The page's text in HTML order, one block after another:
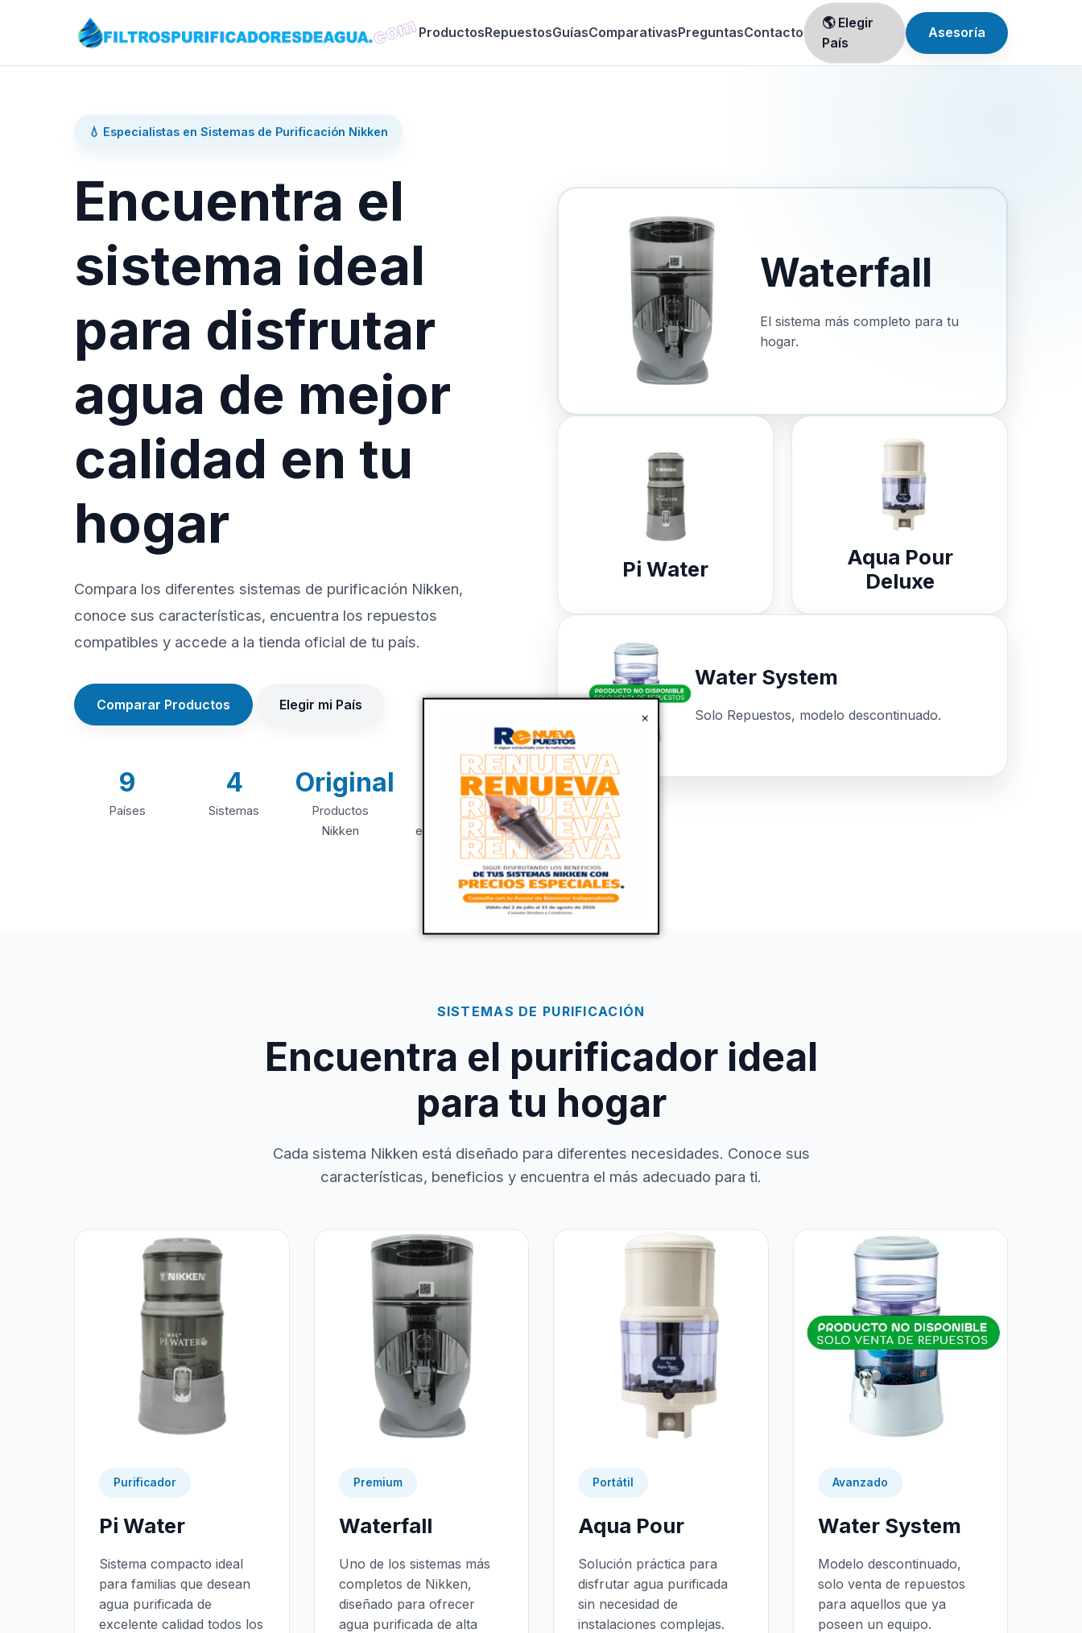
×
ProductosRepuestosGuíasComparativasPreguntasContacto
🌎 Elegir
País
Asesoría
💧 Especialistas en Sistemas de Purificación Nikken
Encuentra el
sistema ideal
para disfrutar
agua de mejor
calidad en tu
hogar
Compara los diferentes sistemas de purificación Nikken,
conoce sus características, encuentra los repuestos
compatibles y accede a la tienda oficial de tu país.
Comparar Productos Elegir mi País
9
Países
4
Sistemas
Original
Productos
Nikken
+20
Años de
experiencia
Waterfall
El sistema más completo para tu
hogar.
Pi Water
Aqua Pour
Deluxe
Water System
Solo Repuestos, modelo descontinuado.
SISTEMAS DE PURIFICACIÓN
Encuentra el purificador ideal
para tu hogar
Cada sistema Nikken está diseñado para diferentes necesidades. Conoce sus
características, beneficios y encuentra el más adecuado para ti.
Purificador
Pi Water
Sistema compacto ideal
para familias que desean
agua purificada de
excelente calidad todos los
Premium
Waterfall
Uno de los sistemas más
completos de Nikken,
diseñado para ofrecer
agua purificada de alta
Portátil
Aqua Pour
Solución práctica para
disfrutar agua purificada
sin necesidad de
instalaciones complejas.
Avanzado
Water System
Modelo descontinuado,
solo venta de repuestos
para aquellos que ya
poseen un equipo.